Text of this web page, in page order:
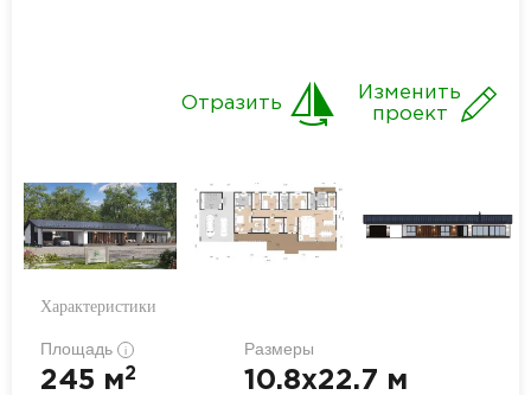
Изменить
проект
Отразить
Характеристики
Площадь i
245 м2
Размеры
10.8x22.7 м